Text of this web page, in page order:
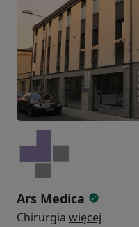
Ars Medica
Chirurgia więcej